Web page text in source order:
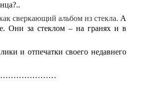
сверкающий альбом из стекла. А
Они за стеклом – на гранях и в
и отпечатки своего недавнего